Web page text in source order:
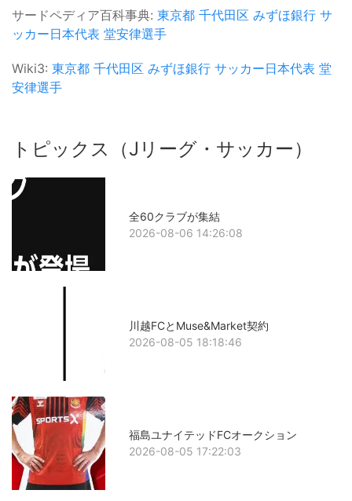
サードペディア百科事典: 東京都 千代田区 みずほ銀行 サ
ッカー日本代表 堂安律選手
Wiki3: 東京都 千代田区 みずほ銀行 サッカー日本代表 堂
安律選手
トピックス（Jリーグ・サッカー）
全60クラブが集結
2026-08-06 14:26:08
川越FCとMuse&Market契約
2026-08-05 18:18:46
福島ユナイテッドFCオークション
2026-08-05 17:22:03